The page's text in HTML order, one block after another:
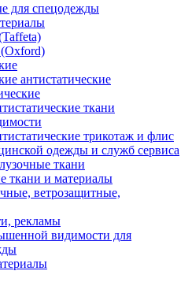
для спецодежды
антистатические
ткани
трикотаж и флис
одежды и служб сервиса
ткани
и материалы
ветрозащитные,
рекламы
видимости для